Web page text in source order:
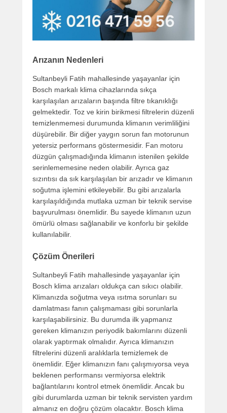
Arızanın Nedenleri
Sultanbeyli Fatih mahallesinde yaşayanlar için
Bosch markalı klima cihazlarında sıkça
karşılaşılan arızaların başında filtre tıkanıklığı
gelmektedir. Toz ve kirin birikmesi filtrelerin düzenli
temizlenmemesi durumunda klimanın verimliliğini
düşürebilir. Bir diğer yaygın sorun fan motorunun
yetersiz performans göstermesidir. Fan motoru
düzgün çalışmadığında klimanın istenilen şekilde
serinlememesine neden olabilir. Ayrıca gaz
sızıntısı da sık karşılaşılan bir arızadır ve klimanın
soğutma işlemini etkileyebilir. Bu gibi arızalarla
karşılaşıldığında mutlaka uzman bir teknik servise
başvurulması önemlidir. Bu sayede klimanın uzun
ömürlü olması sağlanabilir ve konforlu bir şekilde
kullanılabilir.
Çözüm Önerileri
Sultanbeyli Fatih mahallesinde yaşayanlar için
Bosch klima arızaları oldukça can sıkıcı olabilir.
Klimanızda soğutma veya ısıtma sorunları su
damlatması fanın çalışmaması gibi sorunlarla
karşılaşabilirsiniz. Bu durumda ilk yapmanız
gereken klimanızın periyodik bakımlarını düzenli
olarak yaptırmak olmalıdır. Ayrıca klimanızın
filtrelerini düzenli aralıklarla temizlemek de
önemlidir. Eğer klimanızın fanı çalışmıyorsa veya
beklenen performansı vermiyorsa elektrik
bağlantılarını kontrol etmek önemlidir. Ancak bu
gibi durumlarda uzman bir teknik servisten yardım
almanız en doğru çözüm olacaktır. Bosch klima